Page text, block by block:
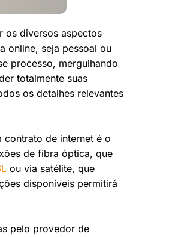
os diversos aspectos
online, seja pessoal ou
processo, mergulhando
totalmente suas
os detalhes relevantes
contrato de internet é o
de fibra óptica, que
ou via satélite, que
disponíveis permitirá
pelo provedor de